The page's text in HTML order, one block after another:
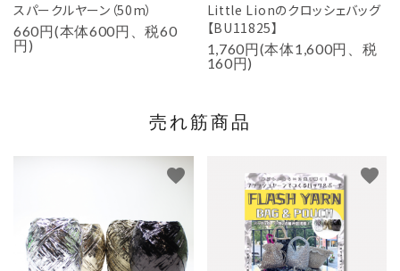
スパークルヤーン（50m）
660円(本体600円、税60
円)
Little Lionのクロッシェバッグ
【BU11825】
1,760円(本体1,600円、税
160円)
売れ筋商品
favorite favorite